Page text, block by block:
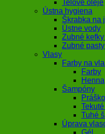
Telové oleje
Ústna hygiena
Škrabka na
Ústne vody
Zubné
Zubné
Vlasy
Farby na
Farby
Henna
Šampóny
Tuhé
Úprava
Gél